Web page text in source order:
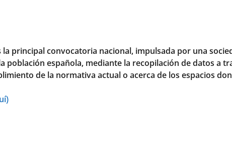
la principal convocatoria nacional, impulsada por una
española, mediante la recopilación de datos a
de la normativa actual o acerca de los espacios